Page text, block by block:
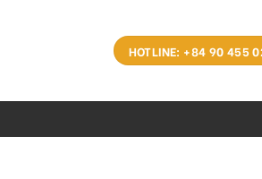
HOTLINE: +84 90 455